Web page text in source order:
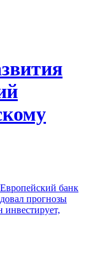
банк
прогнозы
инвестирует,